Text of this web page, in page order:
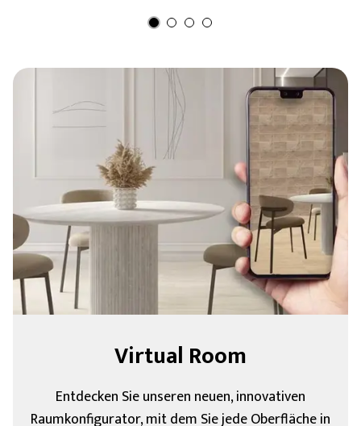
Virtual Room
Entdecken Sie unseren neuen, innovativen
Raumkonfigurator, mit dem Sie jede Oberfläche in